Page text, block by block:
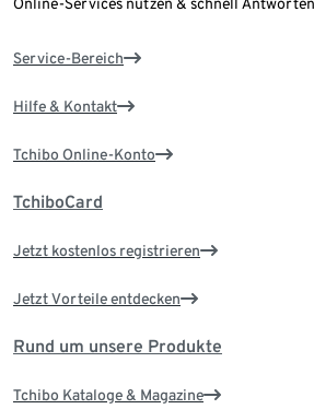
Online-Services nutzen & schnell
Service-Bereich
Hilfe & Kontakt
Tchibo Online-Konto
TchiboCard
Jetzt kostenlos registrieren
Jetzt Vorteile entdecken
Rund um unsere Produkte
Tchibo Kataloge & Magazine